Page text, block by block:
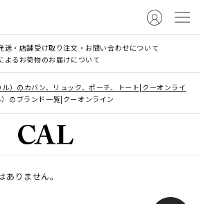
送・店舗受け取り注文・お問い合わせについて
よるお荷物のお届けについて
ル）のカバン、リュック、ポーチ、トート|クーオンライ
）のブランド一覧|クーオンライン
りません。